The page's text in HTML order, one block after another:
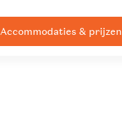
Accommodaties & prijzen